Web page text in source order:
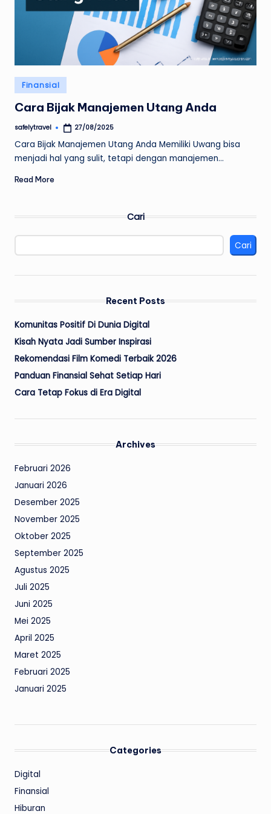
Posted
in
Finansial
Cara Bijak Manajemen Utang Anda
Posted
safelytravel 27/08/2025
Cara Bijak Manajemen Utang Anda Memiliki Uwang bisa
menjadi hal yang sulit, tetapi dengan manajemen…
Read More
Cari
Cari
Recent Posts
Komunitas Positif Di Dunia Digital
Kisah Nyata Jadi Sumber Inspirasi
Rekomendasi Film Komedi Terbaik 2026
Panduan Finansial Sehat Setiap Hari
Cara Tetap Fokus di Era Digital
Archives
Februari 2026
Januari 2026
Desember 2025
November 2025
Oktober 2025
September 2025
Agustus 2025
Juli 2025
Juni 2025
Mei 2025
April 2025
Maret 2025
Februari 2025
Januari 2025
Categories
Digital
Finansial
Hiburan